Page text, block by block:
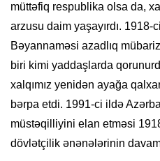
müttəfiq respublika olsa da,
arzusu daim yaşayırdı.
Bəyannaməsi azadlıq
biri kimi yaddaşlarda
xalqımız yenidən ayağa
bərpa etdi. 1991-ci ildə
müstəqilliyini elan etməsi
dövlətçilik ənənələrinin